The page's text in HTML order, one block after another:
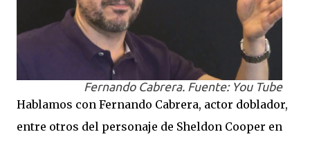
Fernando Cabrera. Fuente: You Tube
Hablamos con Fernando Cabrera, actor doblador,
entre otros del personaje de Sheldon Cooper en